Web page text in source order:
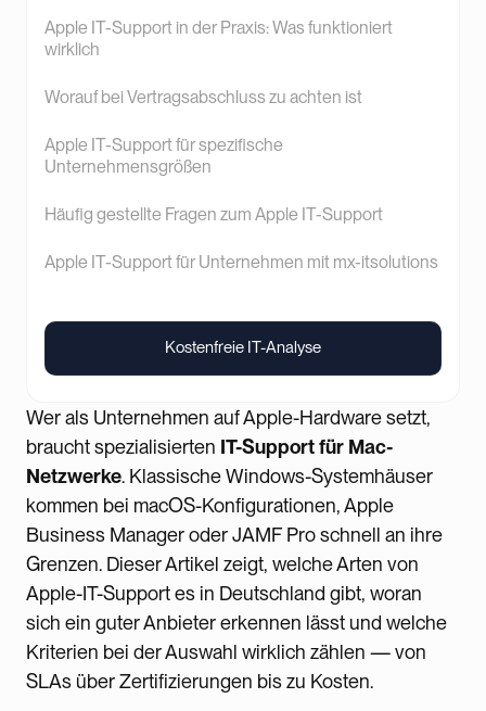
Apple IT-Support in der Praxis: Was funktioniert
wirklich
Worauf bei Vertragsabschluss zu achten ist
Apple IT-Support für spezifische
Unternehmensgrößen
Häufig gestellte Fragen zum Apple IT-Support
Apple IT-Support für Unternehmen mit mx-itsolutions
Kostenfreie IT-Analyse
Wer als Unternehmen auf Apple-Hardware setzt,
braucht spezialisierten IT-Support für Mac-
Netzwerke. Klassische Windows-Systemhäuser
kommen bei macOS-Konfigurationen, Apple
Business Manager oder JAMF Pro schnell an ihre
Grenzen. Dieser Artikel zeigt, welche Arten von
Apple-IT-Support es in Deutschland gibt, woran
sich ein guter Anbieter erkennen lässt und welche
Kriterien bei der Auswahl wirklich zählen — von
SLAs über Zertifizierungen bis zu Kosten.